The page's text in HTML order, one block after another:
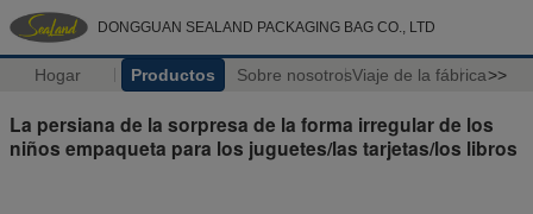
DONGGUAN SEALAND PACKAGING BAG CO., LTD
Hogar Productos Sobre nosotrosViaje de la fábrica>>
La persiana de la sorpresa de la forma irregular de los
niños empaqueta para los juguetes/las tarjetas/los libros